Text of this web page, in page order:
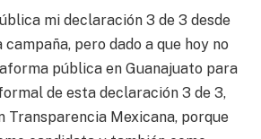
mi declaración 3 de 3 desde
pero dado a que hoy no
pública en Guanajuato para
de esta declaración 3 de 3,
Transparencia Mexicana, porque